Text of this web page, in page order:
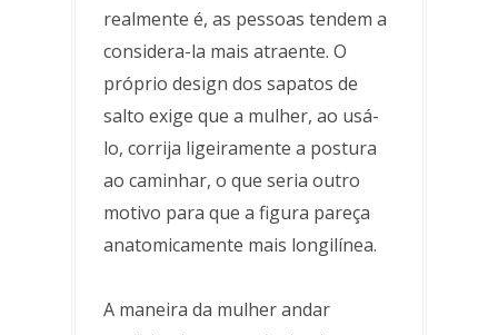
realmente é, as pessoas tendem a
considera-la mais atraente. O
próprio design dos sapatos de
salto exige que a mulher, ao usá-
lo, corrija ligeiramente a postura
ao caminhar, o que seria outro
motivo para que a figura pareça
anatomicamente mais longilínea.
A maneira da mulher andar